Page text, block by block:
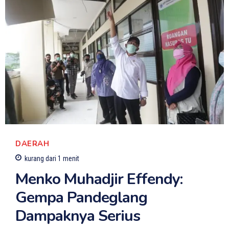
DAERAH
kurang dari 1 menit
Menko Muhadjir Effendy:
Gempa Pandeglang
Dampaknya Serius